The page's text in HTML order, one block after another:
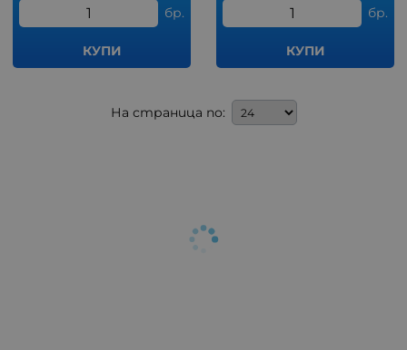
бр.
КУПИ
бр.
КУПИ
На страница по: